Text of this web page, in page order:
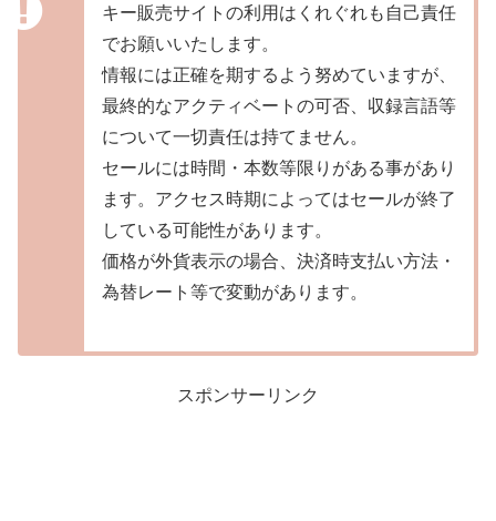
キー販売サイトの利用はくれぐれも自己責任
でお願いいたします。
情報には正確を期するよう努めていますが、
最終的なアクティベートの可否、収録言語等
について一切責任は持てません。
セールには時間・本数等限りがある事があり
ます。アクセス時期によってはセールが終了
している可能性があります。
価格が外貨表示の場合、決済時支払い方法・
為替レート等で変動があります。
スポンサーリンク